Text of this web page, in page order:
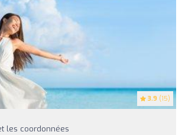
3.9 (15)
les coordonnées